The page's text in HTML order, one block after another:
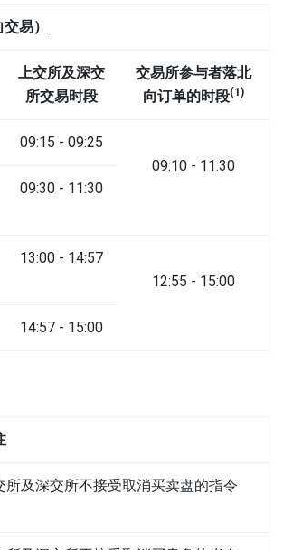
易）
上交所及深交
所交易时段
交易所参与者落北
向订单的时段(1)
09:15 - 09:25
09:10 - 11:30
09:30 - 11:30
13:00 - 14:57
12:55 - 15:00
14:57 - 15:00
所及深交所不接受取消买卖盘的指令